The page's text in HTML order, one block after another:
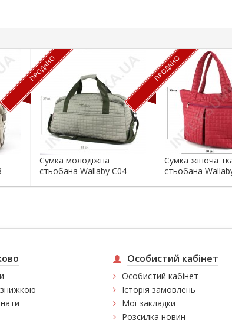
ПРОДАНО
Сумка молодіжна
стьобана Wallaby С04
ПРОДАНО
Сумка жіноча
стьобана
знижкою
Особистий кабінет
Особистий кабінет
Історія замовлень
Мої закладки
Розсилка новин